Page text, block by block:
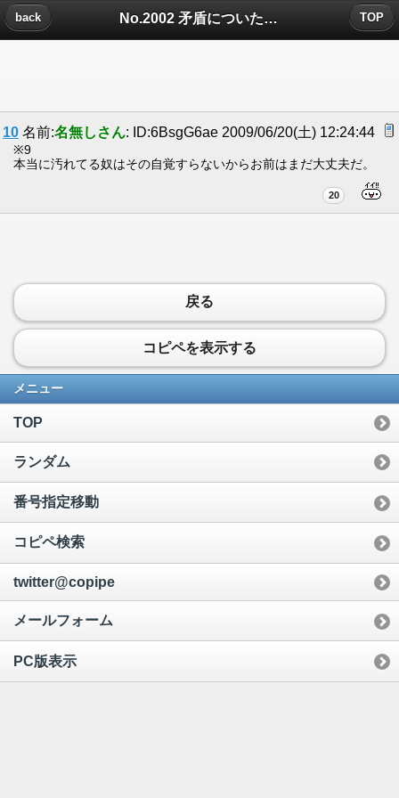
No.2002 矛盾についたコメント
back TOP
10 名前:名無しさん: ID:6BsgG6ae 2009/06/20(土) 12:24:44
※9
本当に汚れてる奴はその自覚すらないからお前はまだ大丈夫だ。
20
戻る
コピペを表示する
メニュー
TOP
ランダム
番号指定移動
コピペ検索
twitter@copipe
メールフォーム
PC版表示